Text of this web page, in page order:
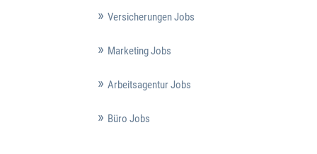
Versicherungen Jobs
Marketing Jobs
Arbeitsagentur Jobs
Büro Jobs